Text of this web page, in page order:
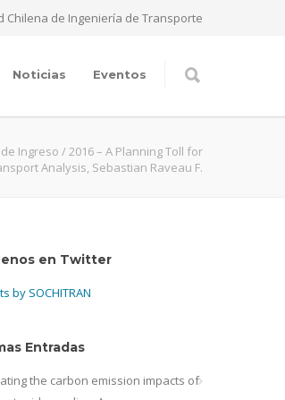
Chilena de Ingeniería de Transporte
Noticias Eventos
Ingreso /2016 – A Planning Toll for
Analysis, Sebastian Raveau F.
en Twitter
by SOCHITRAN
Entradas
the carbon emission impacts of